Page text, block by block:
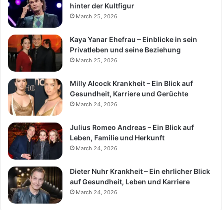
hinter der Kultfigur
March 25, 2026
Kaya Yanar Ehefrau – Einblicke in sein
Privatleben und seine Beziehung
March 25, 2026
Milly Alcock Krankheit – Ein Blick auf
Gesundheit, Karriere und Gerüchte
March 24, 2026
Julius Romeo Andreas – Ein Blick auf
Leben, Familie und Herkunft
March 24, 2026
Dieter Nuhr Krankheit – Ein ehrlicher Blick
auf Gesundheit, Leben und Karriere
March 24, 2026